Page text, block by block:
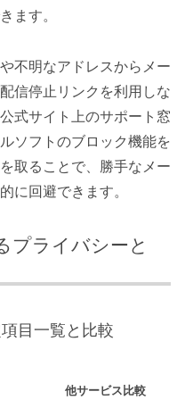
ます。
不明なアドレスからメー
信停止リンクを利用しな
式サイト上のサポート窓
ソフトのブロック機能を
取ることで、勝手なメー
に回避できます。
プライバシーと
目一覧と比較
他サービス比較